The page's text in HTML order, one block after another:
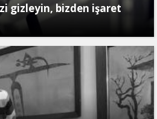
gizleyin, bizden işaret